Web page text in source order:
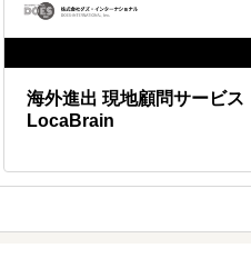
海外進出 現地顧問サービス
LocaBrain